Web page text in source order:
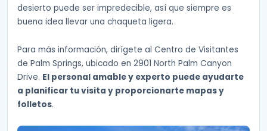
desierto puede ser impredecible, así que siempre es
buena idea llevar una chaqueta ligera.
Para más información, dirígete al Centro de Visitantes
de Palm Springs, ubicado en 2901 North Palm Canyon
Drive. El personal amable y experto puede ayudarte
a planificar tu visita y proporcionarte mapas y
folletos.